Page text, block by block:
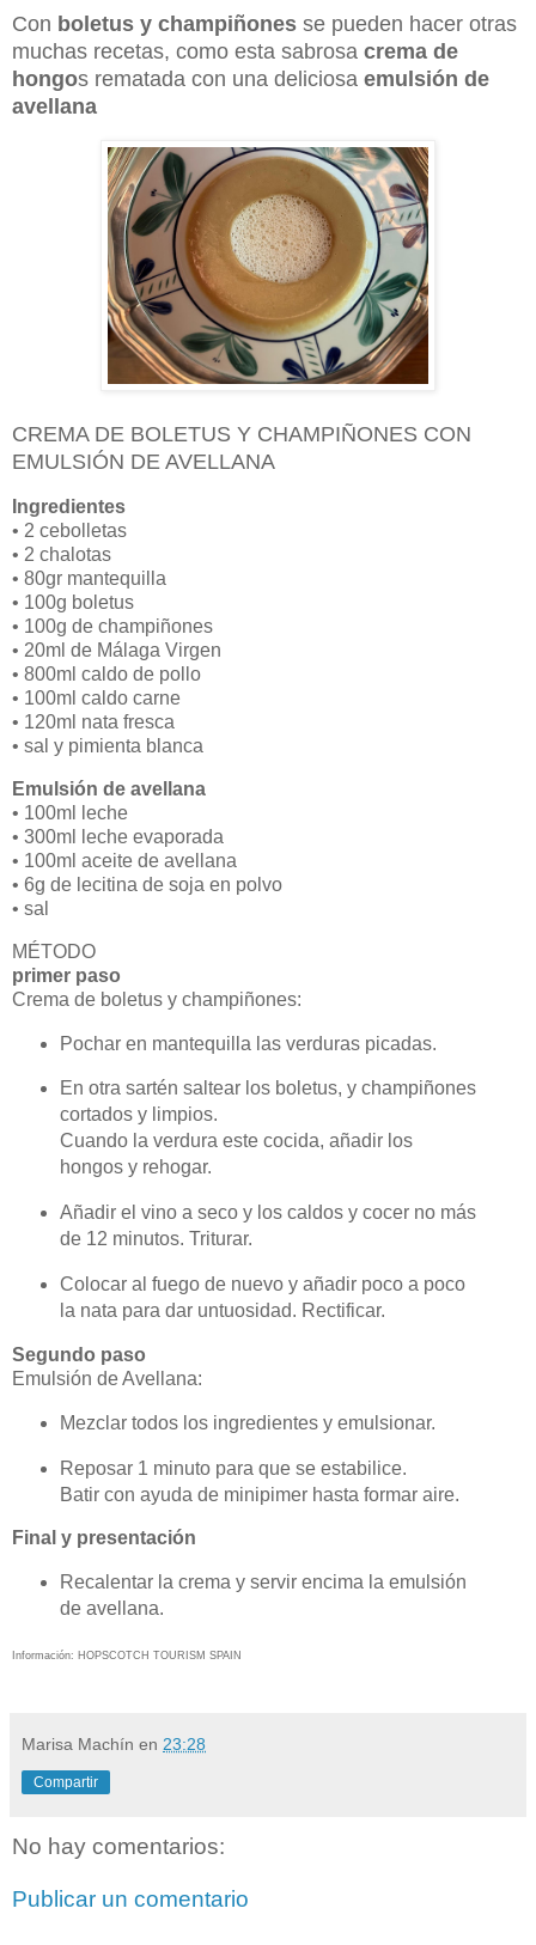
Con boletus y champiñones se pueden hacer otras
muchas recetas, como esta sabrosa crema de
hongos rematada con una deliciosa emulsión de
avellana
CREMA DE BOLETUS Y CHAMPIÑONES CON
EMULSIÓN DE AVELLANA
Ingredientes
• 2 cebolletas
• 2 chalotas
• 80gr mantequilla
• 100g boletus
• 100g de champiñones
• 20ml de Málaga Virgen
• 800ml caldo de pollo
• 100ml caldo carne
• 120ml nata fresca
• sal y pimienta blanca
Emulsión de avellana
• 100ml leche
• 300ml leche evaporada
• 100ml aceite de avellana
• 6g de lecitina de soja en polvo
• sal
MÉTODO
primer paso
Crema de boletus y champiñones:
Pochar en mantequilla las verduras picadas.
En otra sartén saltear los boletus, y champiñones
cortados y limpios.
Cuando la verdura este cocida, añadir los
hongos y rehogar.
Añadir el vino a seco y los caldos y cocer no más
de 12 minutos. Triturar.
Colocar al fuego de nuevo y añadir poco a poco
la nata para dar untuosidad. Rectificar.
Segundo paso
Emulsión de Avellana:
Mezclar todos los ingredientes y emulsionar.
Reposar 1 minuto para que se estabilice.
Batir con ayuda de minipimer hasta formar aire.
Final y presentación
Recalentar la crema y servir encima la emulsión
de avellana.
Información: HOPSCOTCH TOURISM SPAIN
Marisa Machín en 23:28
Compartir
No hay comentarios:
Publicar un comentario